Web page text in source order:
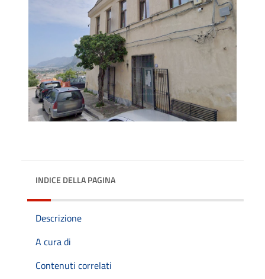
INDICE DELLA PAGINA
Descrizione
A cura di
Contenuti correlati